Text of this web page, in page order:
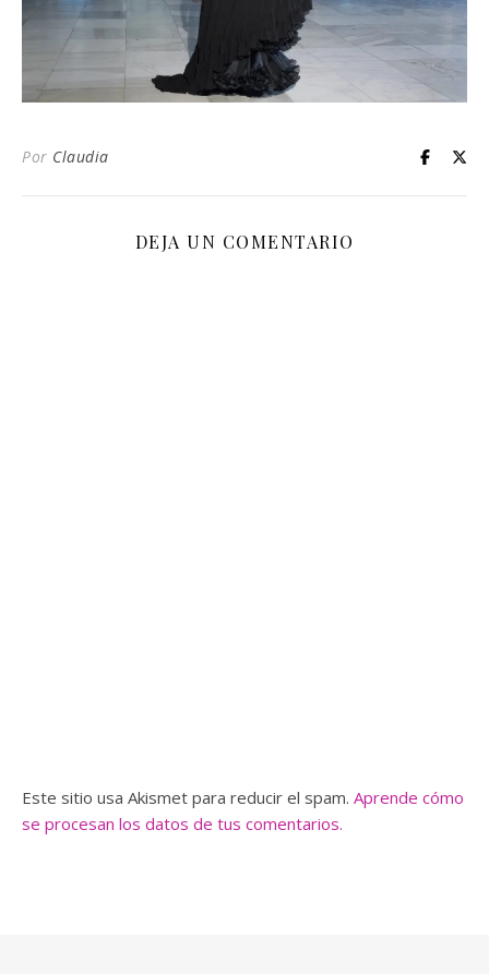
Por Claudia
DEJA UN COMENTARIO
Este sitio usa Akismet para reducir el spam. Aprende cómo
se procesan los datos de tus comentarios.